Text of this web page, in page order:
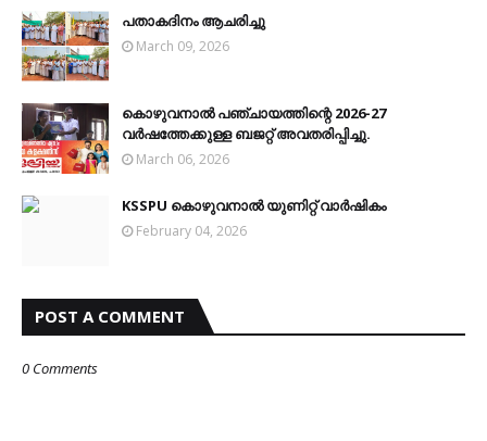
പതാകദിനം ആചരിച്ചു
March 09, 2026
കൊഴുവനാല്‍ പഞ്ചായത്തിന്റെ 2026-27
വര്‍ഷത്തേക്കുള്ള ബജറ്റ് അവതരിപ്പിച്ചു.
March 06, 2026
KSSPU കൊഴുവനാല്‍ യുണിറ്റ് വാര്‍ഷികം
February 04, 2026
POST A COMMENT
0 Comments